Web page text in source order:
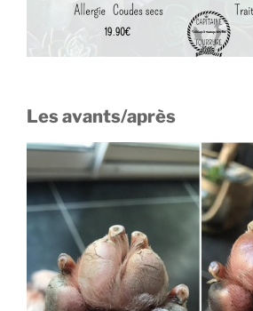
Les avants/après